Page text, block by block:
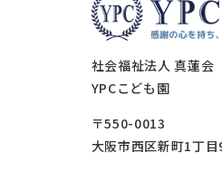
社会福祉法人 真蓮会
YPCこども園
〒550-0013
大阪市西区新町1丁